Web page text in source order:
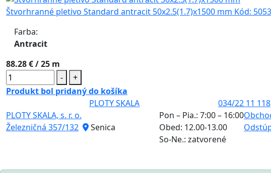
Štvorhranné pletivo Standard antracit 50x2.5(1.7)x1500 mm Kód:
Farba:
Antracit
88.28 €/ 25 m
-
+
Produkt bol pridaný do košíka
PLOTY SKALA
034/22 11 118
PLOTY SKALA, s. r. o.
Železničná 357/132
Senica
Pon – Pia.: 7:00 – 16:00
Obed: 12.00-13.00
So-Ne.: zatvorené